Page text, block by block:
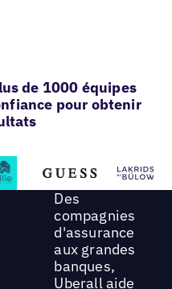
de 1000 équipes
pour obtenir
Des
compagnies
d'assurance
aux grandes
banques,
Uberall aide